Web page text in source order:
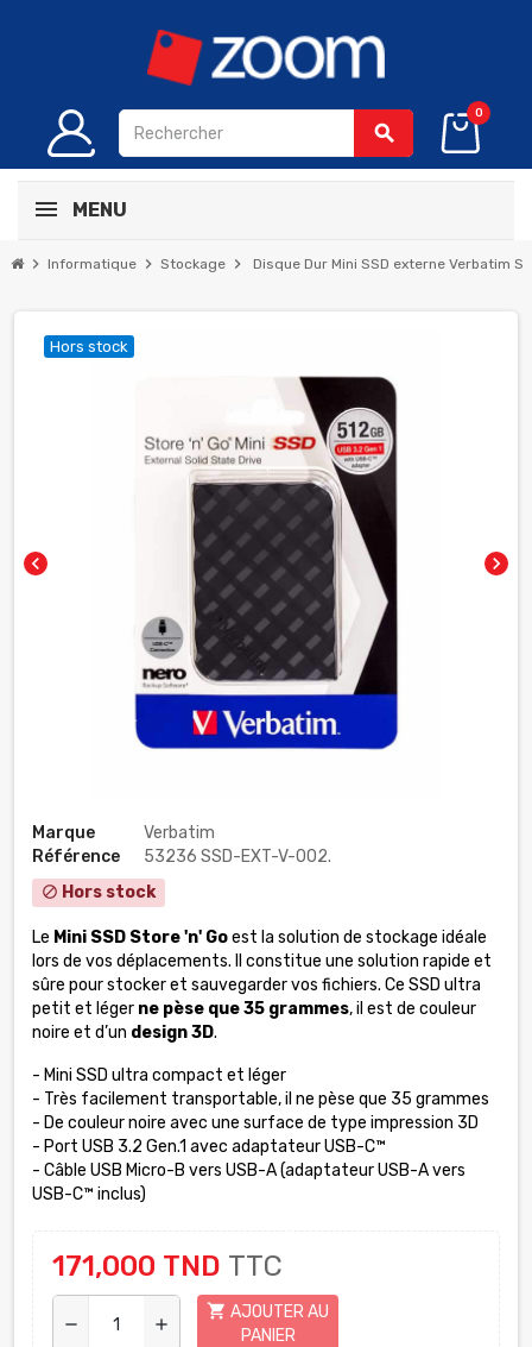
search
0
MENU
chevron_right Informatique chevron_right Stockage chevron_right Disque Dur Mini SSD externe Verbatim
chevron_left chevron_right
Hors stock
Marque
Verbatim
Référence
53236 SSD-EXT-V-002.
block Hors stock
Le Mini SSD Store 'n' Goest la solution de stockage idéale
lors de vos déplacements. Il constitue une solution rapide et
sûre pour stocker et sauvegarder vos fichiers. Ce SSD ultra
petit et léger ne pèse que 35 grammes, il est de couleur
noire et d’un design 3D.
- Mini SSD ultra compact et léger
- Très facilement transportable, il ne pèse que 35 grammes
- De couleur noire avec une surface de type impression 3D
- Port USB 3.2 Gen.1 avec adaptateur USB-C™
- Câble USB Micro-B vers USB-A (adaptateur USB-A vers
USB-C™ inclus)
171,000 TND TTC
remove add
shopping_cart AJOUTER AU
PANIER